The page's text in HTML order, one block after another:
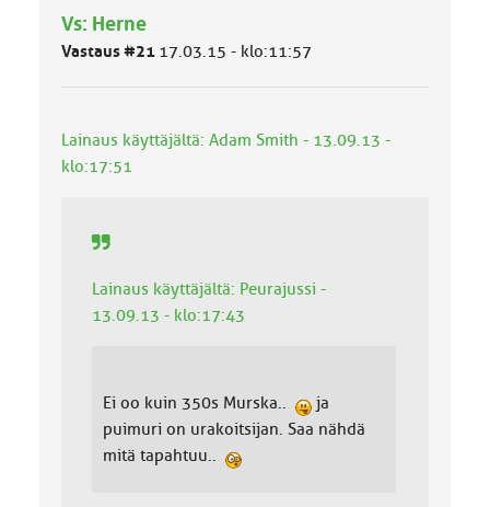
m
ä
k
a
Vs: Herne
Vastaus #21 17.03.15 - klo:11:57
Lainaus käyttäjältä: Adam Smith - 13.09.13 -
klo:17:51
Lainaus käyttäjältä: Peurajussi -
13.09.13 - klo:17:43
Ei oo kuin 350s Murska..
ja
puimuri on urakoitsijan. Saa nähdä
mitä tapahtuu..